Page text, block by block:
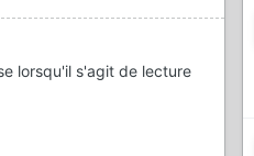
lorsqu'il s'agit de lecture